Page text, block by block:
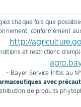
chaque fois que
conformément
http://
et restrictions
- Bayer Service Infos au
avec
de produits